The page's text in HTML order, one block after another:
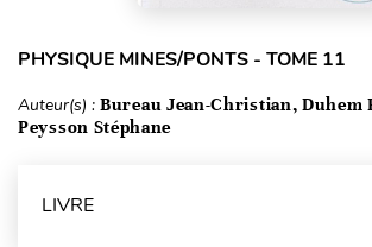
PHYSIQUE MINES/PONTS - TOME 11
Auteur(s) : Bureau Jean-Christian, Duhem
Peysson Stéphane
LIVRE